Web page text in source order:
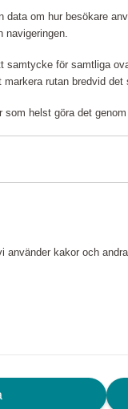
kunna handla
Philips
liv. Du kan
och
ingredienser.
om hur besökare
samtycke för samtliga
rutan bredvid
helst göra det
kakor och